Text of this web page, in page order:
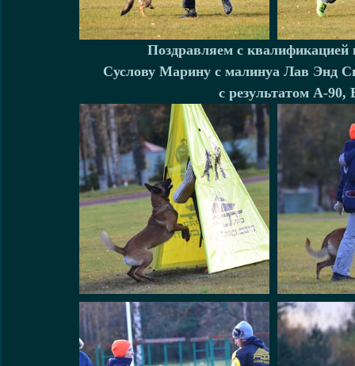
Поздравляем с
Суслову Марину с малинуа Лав Энд
с результатом A-